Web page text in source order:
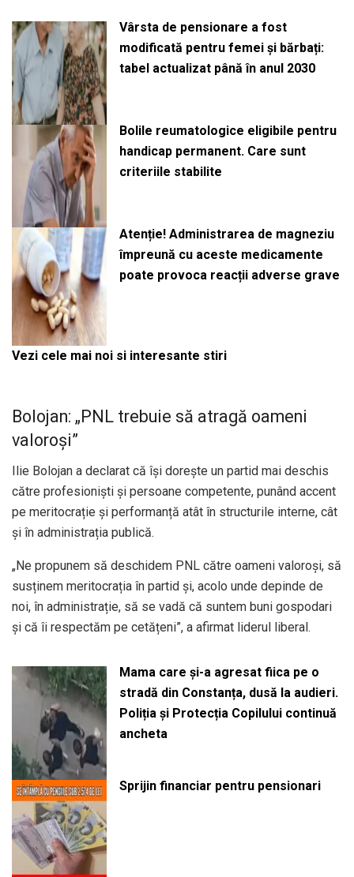
Vârsta de pensionare a fost
modificată pentru femei și bărbați:
tabel actualizat până în anul 2030
Bolile reumatologice eligibile pentru
handicap permanent. Care sunt
criteriile stabilite
Atenție! Administrarea de magneziu
împreună cu aceste medicamente
poate provoca reacții adverse grave
Vezi cele mai noi si interesante stiri
Bolojan: „PNL trebuie să atragă oameni
valoroși”
Ilie Bolojan a declarat că își dorește un partid mai deschis
către profesioniști și persoane competente, punând accent
pe meritocrație și performanță atât în structurile interne, cât
și în administrația publică.
„Ne propunem să deschidem PNL către oameni valoroși, să
susținem meritocrația în partid și, acolo unde depinde de
noi, în administrație, să se vadă că suntem buni gospodari
și că îi respectăm pe cetățeni”, a afirmat liderul liberal.
Mama care și-a agresat fiica pe o
stradă din Constanța, dusă la audieri.
Poliția și Protecția Copilului continuă
ancheta
Sprijin financiar pentru pensionari